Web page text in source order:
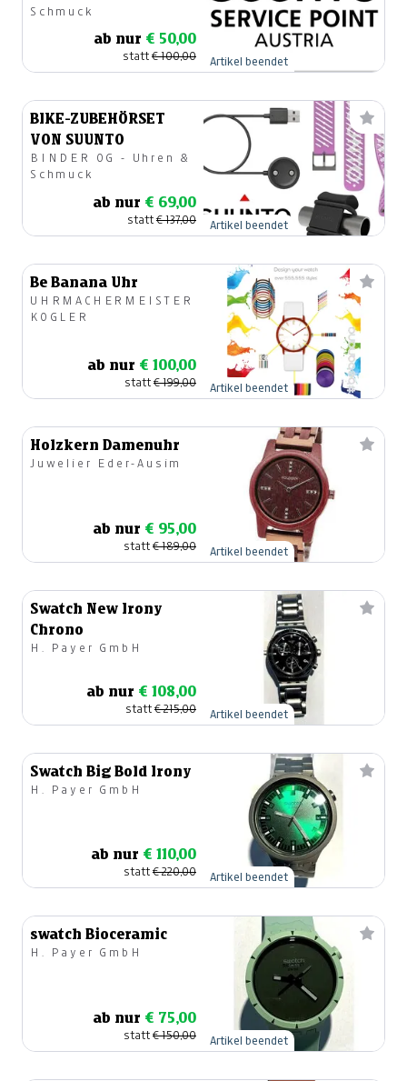
Schmuck
ab nur € 50,00
statt€ 100,00 Artikel beendet
BIKE-ZUBEHÖRSET
VON SUUNTO
BINDER OG - Uhren &
Schmuck
ab nur € 69,00
statt€ 137,00 Artikel beendet
Be Banana Uhr
UHRMACHERMEISTER
KOGLER
ab nur € 100,00
statt€ 199,00 Artikel beendet
Holzkern Damenuhr
Juwelier Eder-Ausim
ab nur € 95,00
statt€ 189,00 Artikel beendet
Swatch New Irony
Chrono
H. Payer GmbH
ab nur € 108,00
statt€ 215,00 Artikel beendet
Swatch Big Bold Irony
H. Payer GmbH
ab nur € 110,00
statt€ 220,00 Artikel beendet
swatch Bioceramic
H. Payer GmbH
ab nur € 75,00
statt€ 150,00 Artikel beendet